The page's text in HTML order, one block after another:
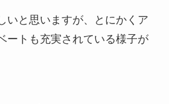
いと思いますが、とにかくア
ートも充実されている様子が